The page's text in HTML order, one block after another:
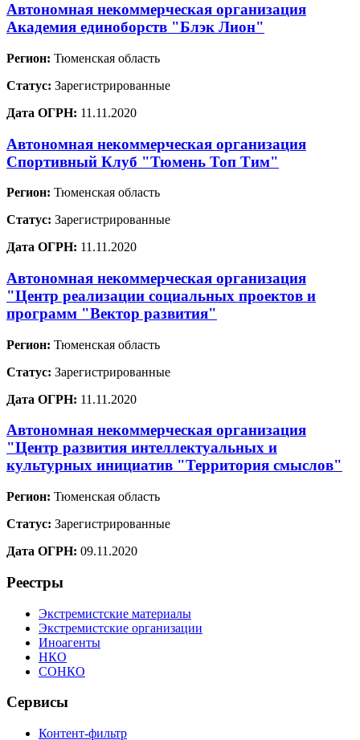
Автономная некоммерческая организация
Академия единоборств "Блэк Лион"
Регион: Тюменская область
Статус: Зарегистрированные
Дата ОГРН: 11.11.2020
Автономная некоммерческая организация
Спортивный Клуб "Тюмень Топ Тим"
Регион: Тюменская область
Статус: Зарегистрированные
Дата ОГРН: 11.11.2020
Автономная некоммерческая организация
"Центр реализации социальных проектов и
программ "Вектор развития"
Регион: Тюменская область
Статус: Зарегистрированные
Дата ОГРН: 11.11.2020
Автономная некоммерческая организация
"Центр развития интеллектуальных и
культурных инициатив "Территория смыслов"
Регион: Тюменская область
Статус: Зарегистрированные
Дата ОГРН: 09.11.2020
Реестры
Экстремистские материалы
Экстремистские организации
Иноагенты
НКО
СОНКО
Сервисы
Контент-фильтр